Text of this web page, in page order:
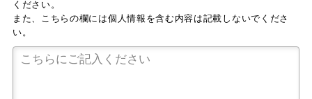
ください。
また、こちらの欄には個人情報を含む内容は記載しないでくださ
い。